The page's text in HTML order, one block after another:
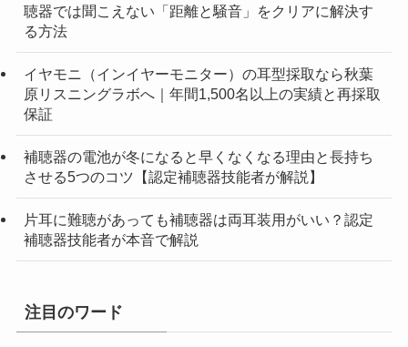
聴器では聞こえない「距離と騒音」をクリアに解決す
る方法
イヤモニ（インイヤーモニター）の耳型採取なら秋葉
原リスニングラボへ｜年間1,500名以上の実績と再採取
保証
補聴器の電池が冬になると早くなくなる理由と長持ち
させる5つのコツ【認定補聴器技能者が解説】
片耳に難聴があっても補聴器は両耳装用がいい？認定
補聴器技能者が本音で解説
注目のワード